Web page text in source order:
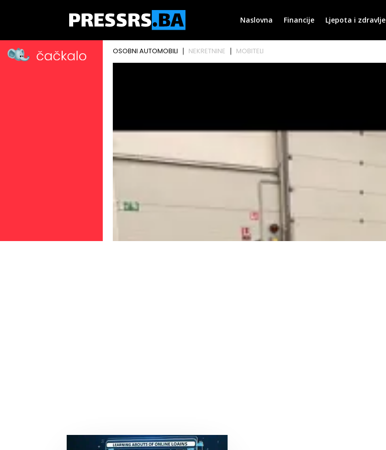
Naslovna Financije Ljepota i zdravlje